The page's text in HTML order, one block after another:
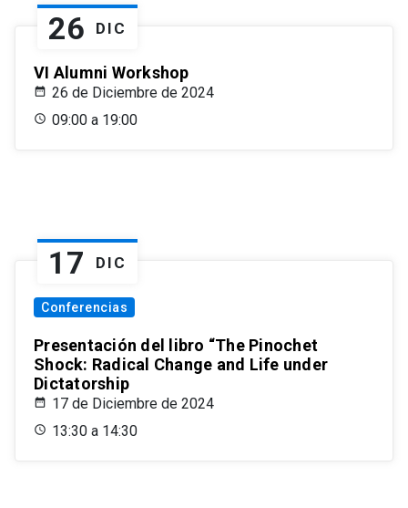
26 DIC
VI Alumni Workshop
26 de Diciembre de 2024
09:00 a 19:00
17 DIC
Conferencias
Presentación del libro “The Pinochet
Shock: Radical Change and Life under
Dictatorship
17 de Diciembre de 2024
13:30 a 14:30